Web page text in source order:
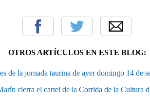
OTROS ARTÍCULOS EN ESTE BLOG:
de la jornada taurina de ayer domingo 14 de
cierra el cartel de la Corrida de la Cultura